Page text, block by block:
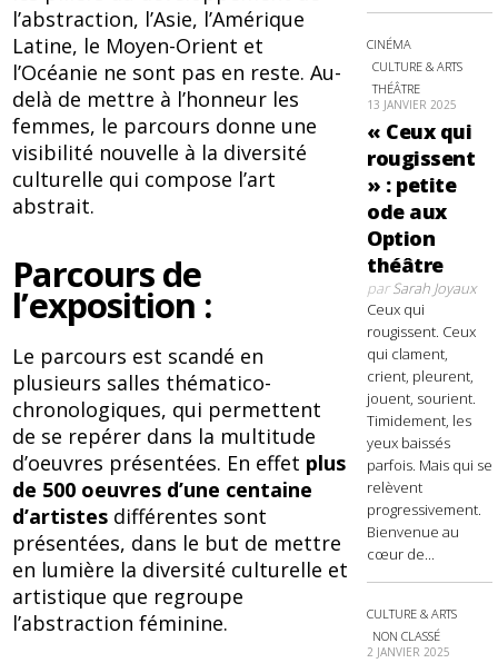
l’abstraction, l’Asie, l’Amérique
Latine, le Moyen-Orient et
l’Océanie ne sont pas en reste. Au-
delà de mettre à l’honneur les
femmes, le parcours donne une
visibilité nouvelle à la diversité
culturelle qui compose l’art
abstrait.
Parcours de
l’exposition :
Le parcours est scandé en
plusieurs salles thématico-
chronologiques, qui permettent
de se repérer dans la multitude
d’oeuvres présentées. En effet plus
de 500 oeuvres d’une centaine
d’artistes différentes sont
présentées, dans le but de mettre
en lumière la diversité culturelle et
artistique que regroupe
l’abstraction féminine.
CINÉMA
CULTURE & ARTS
THÉÂTRE
13 JANVIER 2025
« Ceux qui
rougissent
» : petite
ode aux
Option
théâtre
parSarah Joyaux
Ceux qui
rougissent. Ceux
qui clament,
crient, pleurent,
jouent, sourient.
Timidement, les
yeux baissés
parfois. Mais qui se
relèvent
progressivement.
Bienvenue au
cœur de...
CULTURE & ARTS
NON CLASSÉ
2 JANVIER 2025